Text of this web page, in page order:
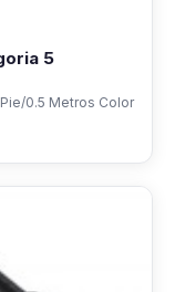
5
0.5 Metros Color